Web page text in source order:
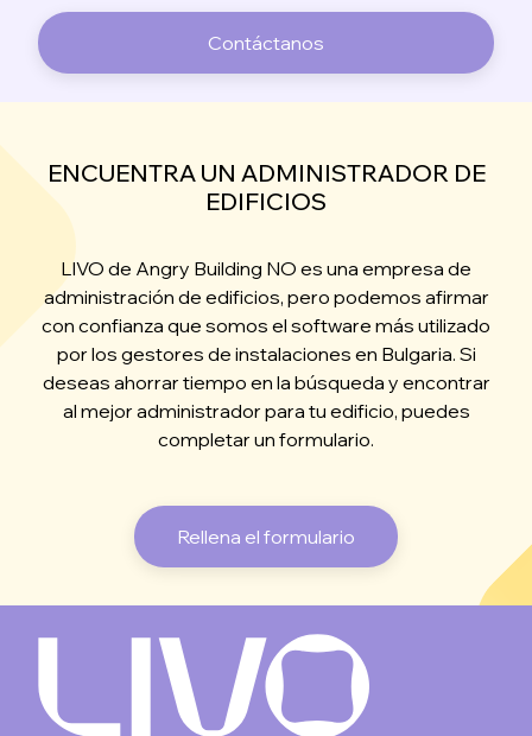
Contáctanos
ENCUENTRA UN ADMINISTRADOR DE
EDIFICIOS
LIVO de Angry Building NO es una empresa de
administración de edificios, pero podemos afirmar
con confianza que somos el software más utilizado
por los gestores de instalaciones en Bulgaria. Si
deseas ahorrar tiempo en la búsqueda y encontrar
al mejor administrador para tu edificio, puedes
completar un formulario.
Rellena el formulario